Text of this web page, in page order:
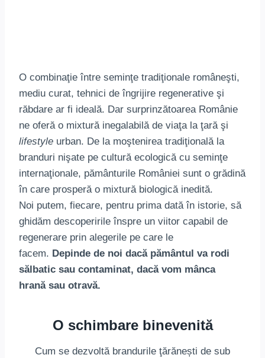
O combinaţie între seminţe tradiţionale româneşti,
mediu curat, tehnici de îngrijire regenerative şi
răbdare ar fi ideală. Dar surprinzătoarea Românie
ne oferă o mixtură inegalabilă de viaţa la ţară şi
lifestyle urban. De la moştenirea tradiţională la
branduri nişate pe cultură ecologică cu seminţe
internaţionale, pământurile României sunt o grădină
în care prosperă o mixtură biologică inedită.
Noi putem, fiecare, pentru prima dată în istorie, să
ghidăm descoperirile înspre un viitor capabil de
regenerare prin alegerile pe care le
facem. Depinde de noi dacă pământul va rodi
sălbatic sau contaminat, dacă vom mânca
hrană sau otravă.
O schimbare binevenită
Cum se dezvoltă brandurile ţărănești de sub